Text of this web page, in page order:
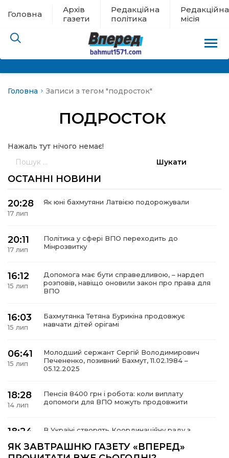
Головна
Архів
газети
Редакційна
політика
Редакційна
місія
новини
місія
Головна Записи з тегом "подросток"
ПОДРОСТОК
Нажаль тут нічого немає!
ОСТАННІ НОВИНИ
20:28
17 лип
Як юні бахмутяни Латвією подорожували
20:11
17 лип
Політика у сфері ВПО переходить до
Мінрозвитку
16:12
15 лип
Допомога має бути справедливою, – нардеп
розповів, навіщо оновили закон про права для
ВПО
16:03
15 лип
Бахмутянка Тетяна Бурикіна продовжує
навчати дітей орігамі
06:41
15 лип
Молодший сержант Сергій Володимирович
Печененко, позивний Бахмут, 11.02.1984 –
05.12.2025
18:28
14 лип
Пенсія 8400 грн і робота: коли виплату
допомоги для ВПО можуть продовжити
18:24
В Україні створять Координаційну раду з
кордону
ЯК ЗАВТРАШНЮ ГАЗЕТУ «ВПЕРЕД»